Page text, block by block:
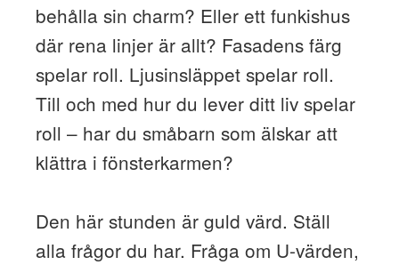
behålla sin charm? Eller ett funkishus
där rena linjer är allt? Fasadens färg
spelar roll. Ljusinsläppet spelar roll.
Till och med hur du lever ditt liv spelar
roll – har du småbarn som älskar att
klättra i fönsterkarmen?
Den här stunden är guld värd. Ställ
alla frågor du har. Fråga om U-värden,